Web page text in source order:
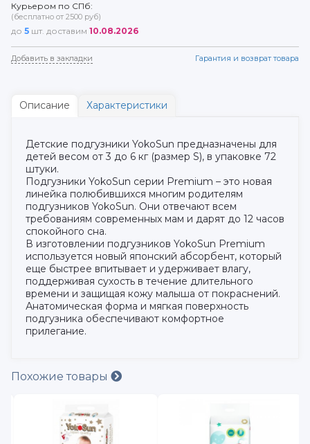
Курьером по СПб:
(бесплатно от 2500 руб)
до 5 шт. доставим 10.08.2026
Добавить в закладки Гарантия и возврат товара
Описание Характеристики
Детские подгузники YokoSun предназначены для
детей весом от 3 до 6 кг (размер S), в упаковке 72
штуки.
Подгузники YokoSun серии Premium – это новая
линейка полюбившихся многим родителям
подгузников YokoSun. Они отвечают всем
требованиям современных мам и дарят до 12 часов
спокойного сна.
В изготовлении подгузников YokoSun Premium
используется новый японский абсорбент, который
еще быстрее впитывает и удерживает влагу,
поддерживая сухость в течение длительного
времени и защищая кожу малыша от покраснений.
Анатомическая форма и мягкая поверхность
подгузника обеспечивают комфортное
прилегание.
Похожие товары